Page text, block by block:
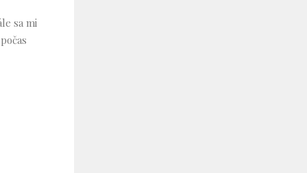
sa mi